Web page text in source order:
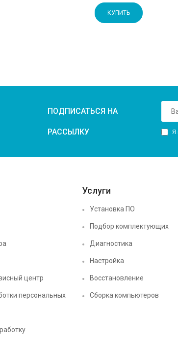
КУПИТЬ
ПОДПИСАТЬСЯ НА
РАССЫЛКУ Я
центр
персональных
Услуги
Установка ПО
Подбор комплектующих
Диагностика
Настройка
Восстановление
Сборка компьютеров